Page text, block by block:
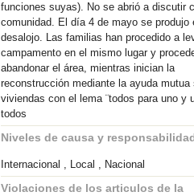
funciones suyas). No se abrió a discutir
comunidad. El día 4 de mayo se produjo
desalojo. Las familias han procedido a
campamento en el mismo lugar y
abandonar el área, mientras inician la
reconstrucción mediante la ayuda mutua
viviendas con el lema ¨todos para uno y
todos
Niveles de causa y
Internacional , Local , Nacional
Violaciones de los articulos de la